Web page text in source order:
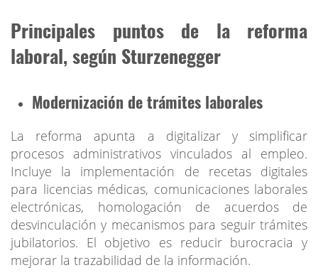
Principales puntos de la reforma
laboral, según Sturzenegger
Modernización de trámites laborales
La reforma apunta a digitalizar y simplificar
procesos administrativos vinculados al empleo.
Incluye la implementación de recetas digitales
para licencias médicas, comunicaciones laborales
electrónicas, homologación de acuerdos de
desvinculación y mecanismos para seguir trámites
jubilatorios. El objetivo es reducir burocracia y
mejorar la trazabilidad de la información.